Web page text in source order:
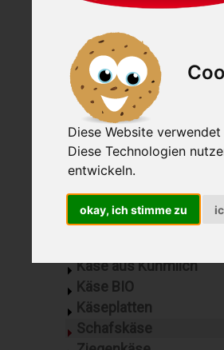
Diese Website
Diese Technologien
entwickeln.
okay, ich stimme zu
Fisch
Gourmetfleisch
Mangalitza Spezialitäten
Schinken
Wurst
Rohmilchbutter
Rohmilchkäse
Hartkäse
Rohmilchkäse
Joghurt
Käse aus Kuhmilch
Käse BIO
Käseplatten
Schafskäse